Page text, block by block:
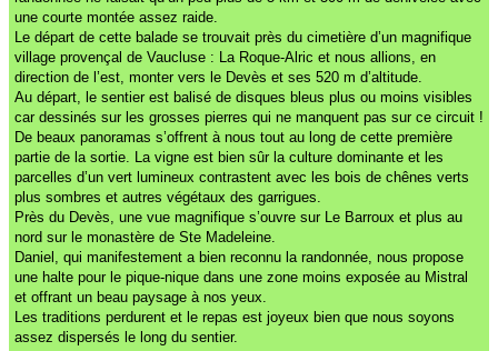
une courte montée assez raide.
Le départ de cette balade se trouvait près du cimetière d’un magnifique
village provençal de Vaucluse : La Roque-Alric et nous allions, en
direction de l’est, monter vers le Devès et ses 520 m d’altitude.
Au départ, le sentier est balisé de disques bleus plus ou moins visibles
car dessinés sur les grosses pierres qui ne manquent pas sur ce circuit !
De beaux panoramas s’offrent à nous tout au long de cette première
partie de la sortie. La vigne est bien sûr la culture dominante et les
parcelles d’un vert lumineux contrastent avec les bois de chênes verts
plus sombres et autres végétaux des garrigues.
Près du Devès, une vue magnifique s’ouvre sur Le Barroux et plus au
nord sur le monastère de Ste Madeleine.
Daniel, qui manifestement a bien reconnu la randonnée, nous propose
une halte pour le pique-nique dans une zone moins exposée au Mistral
et offrant un beau paysage à nos yeux.
Les traditions perdurent et le repas est joyeux bien que nous soyons
assez dispersés le long du sentier.